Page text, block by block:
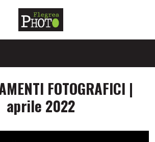
FOTOGRAFICI |
aprile 2022